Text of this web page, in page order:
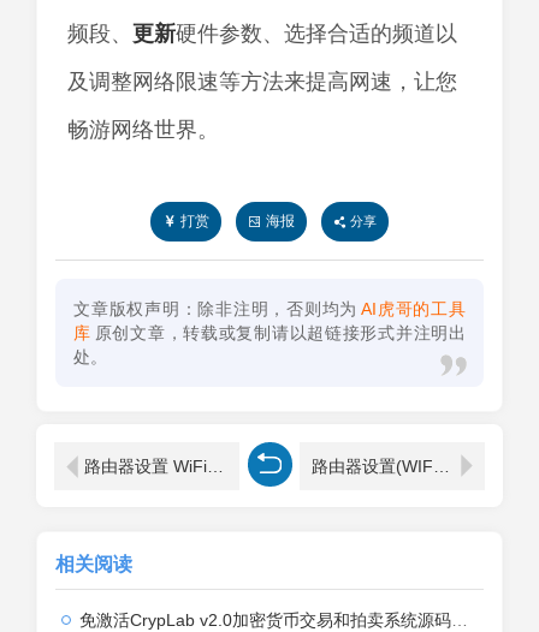
频段、 更新硬件参数、选择合适的频道以
及调整网络限速等方法来提高网速，让您
畅游网络世界。
打赏 海报 分享
文章版权声明：除非注明，否则均为 AI虎哥的工具
库 原创文章，转载或复制请以超链接形式并注明出
处。
路由器设置 WiFi设置 手机如何设置无线路由器 路由器设置(WIFI)步骤
相关阅读
免激活CrypLab v2.0加密货币交易和拍卖系统源码，前台新增中文后台全部汉化